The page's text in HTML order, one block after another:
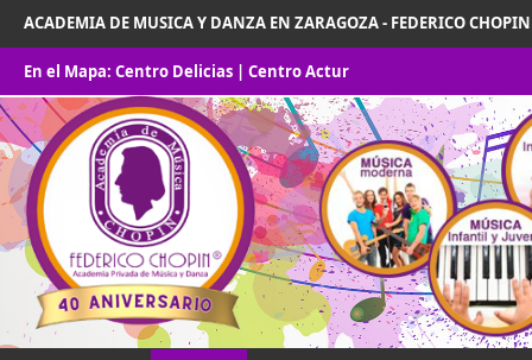
ACADEMIA DE MUSICA Y DANZA EN ZARAGOZA - FEDERICO CHOPIN
En el Mapa:Centro Delicias |Centro Actur